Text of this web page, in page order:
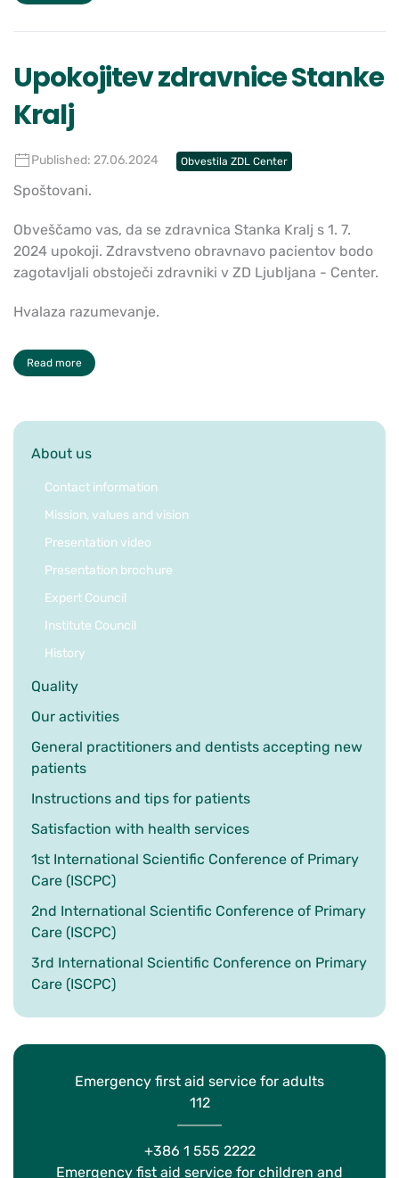
About us
Contact information
Mission, values and vision
Presentation video
Presentation brochure
Expert Council
Institute Council
History
Quality
Our activities
General practitioners and dentists accepting new
patients
Instructions and tips for patients
Satisfaction with health services
1st International Scientific Conference of Primary
Care (ISCPC)
2nd International Scientific Conference of Primary
Care (ISCPC)
3rd International Scientific Conference on Primary
Care (ISCPC)
Emergency first aid service for adults
112
+386 1 555 2222
Emergency fist aid service for children and
Upokojitev zdravnice Stanke
Kralj
Published: 27.06.2024 Obvestila ZDL Center
Spoštovani.
Obveščamo vas, da se zdravnica Stanka Kralj s 1. 7.
2024 upokoji. Zdravstveno obravnavo pacientov bodo
zagotavljali obstoječi zdravniki v ZD Ljubljana - Center.
Hvalaza razumevanje.
Read more